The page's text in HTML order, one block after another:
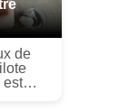
de
est